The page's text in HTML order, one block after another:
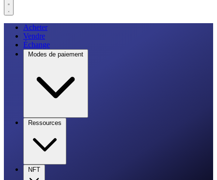
Acheter
Vendre
Échange
Modes de paiement
Ressources
NFT